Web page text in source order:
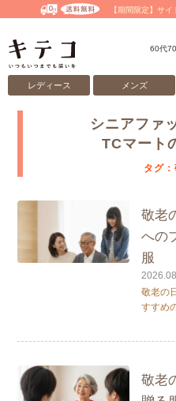
【期間限定】サ
60代
レディース メンズ
シニアファ
TCマート
タグ：
敬老
への
服
敬老の日
すすめ
敬老